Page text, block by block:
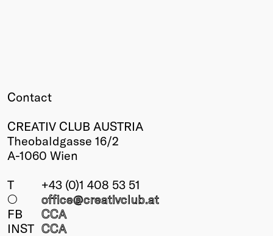
Contact
CREATIV CLUB AUSTRIA
Theobaldgasse 16/2
A-1060 Wien
T
+43 (0)1 408 53 51
○
office@creativclub.at
FB
CCA
INST CCA